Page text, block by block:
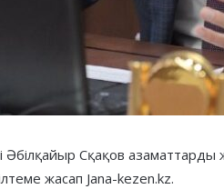
Әбілқайыр Сқақов
жасап Jana-kezen.kz.